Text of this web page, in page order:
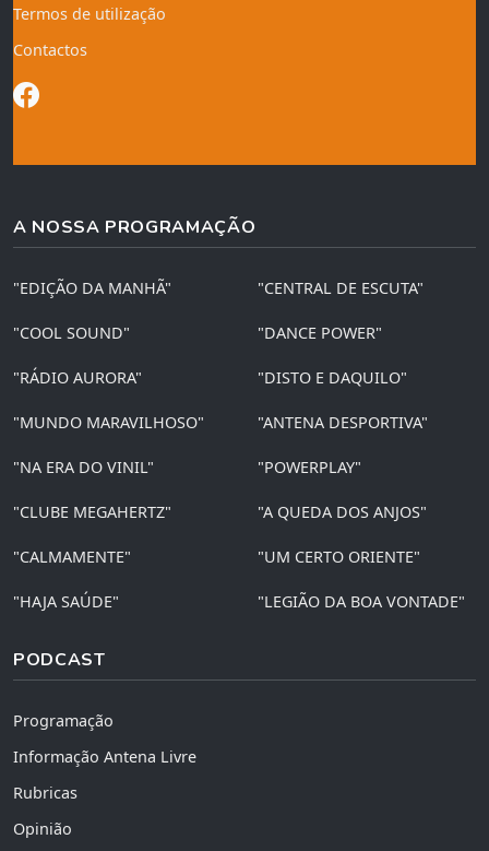
Termos de utilização
Contactos
A NOSSA PROGRAMAÇÃO
"EDIÇÃO DA MANHÃ" "CENTRAL DE ESCUTA"
"COOL SOUND" "DANCE POWER"
"RÁDIO AURORA" "DISTO E DAQUILO"
"MUNDO MARAVILHOSO" "ANTENA DESPORTIVA"
"NA ERA DO VINIL" "POWERPLAY"
"CLUBE MEGAHERTZ" "A QUEDA DOS ANJOS"
"CALMAMENTE" "UM CERTO ORIENTE"
"HAJA SAÚDE" "LEGIÃO DA BOA VONTADE"
PODCAST
Programação
Informação Antena Livre
Rubricas
Opinião